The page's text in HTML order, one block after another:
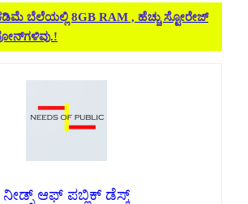
ಕಡಿಮೆ ಬೆಲೆಯಲ್ಲಿ 8GB RAM , ಹೆಚ್ಚು ಸ್ಟೋರೇಜ್‌
ನೀಡ್ಸ್ ಆಫ್ ಪಬ್ಲಿಕ್ ಡೆಸ್ಕ್